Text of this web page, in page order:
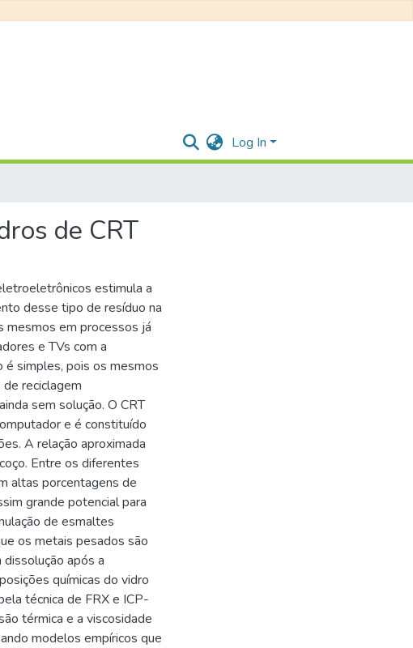
Log In
de CRT
estimula a
desse tipo de resíduo na
mesmos em processos já
e TVs com a
é simples, pois os mesmos
reciclagem
sem solução. O CRT
e é constituído
A relação aproximada
Entre os diferentes
altas porcentagens de
grande potencial para
de esmaltes
os metais pesados são
após a
químicas do vidro
técnica de FRX e ICP-
térmica e a viscosidade
modelos empíricos que